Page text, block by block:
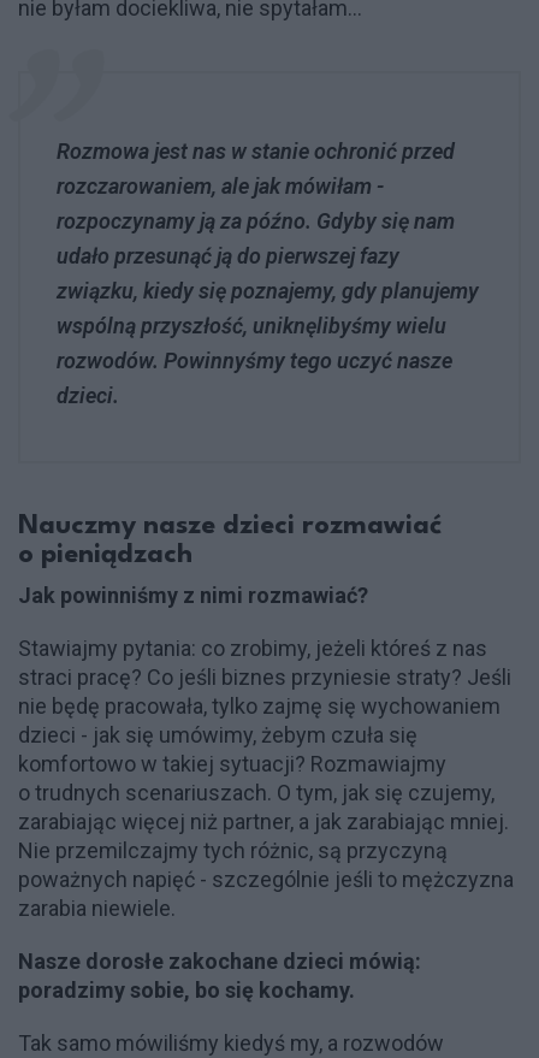
nie byłam dociekliwa, nie spytałam…
Rozmowa jest nas w stanie ochronić przed
rozczarowaniem, ale jak mówiłam -
rozpoczynamy ją za późno. Gdyby się nam
udało przesunąć ją do pierwszej fazy
związku, kiedy się poznajemy, gdy planujemy
wspólną przyszłość, uniknęlibyśmy wielu
rozwodów. Powinnyśmy tego uczyć nasze
dzieci.
Nauczmy nasze dzieci rozmawiać
o pieniądzach
Jak powinniśmy z nimi rozmawiać?
Stawiajmy pytania: co zrobimy, jeżeli któreś z nas
straci pracę? Co jeśli biznes przyniesie straty? Jeśli
nie będę pracowała, tylko zajmę się wychowaniem
dzieci - jak się umówimy, żebym czuła się
komfortowo w takiej sytuacji? Rozmawiajmy
o trudnych scenariuszach. O tym, jak się czujemy,
zarabiając więcej niż partner, a jak zarabiając mniej.
Nie przemilczajmy tych różnic, są przyczyną
poważnych napięć - szczególnie jeśli to mężczyzna
zarabia niewiele.
Nasze dorosłe zakochane dzieci mówią:
poradzimy sobie, bo się kochamy.
Tak samo mówiliśmy kiedyś my, a rozwodów